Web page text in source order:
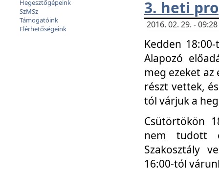
Hegesztőgépeink
SzMSz
Támogatóink
Elérhetőségeink
3. heti
2016. 02. 29. -
Kedden
Alapozó
meg ezeket
részt vettek,
tól várjuk a
Csütörtökön
nem tudott
Szakosztály
16:00-tól